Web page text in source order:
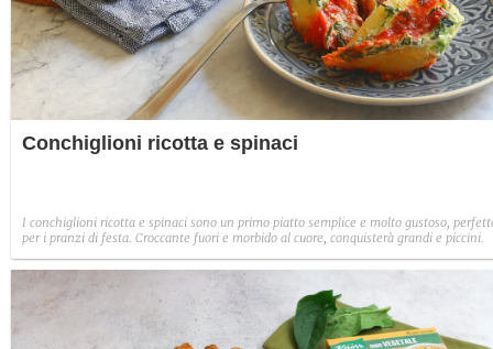
Conchiglioni ricotta e spinaci
I conchiglioni ricotta e spinaci sono un primo piatto semplice e molto gustoso,
per i pranzi di festa. Croccante fuori e morbido al cuore, conquisterà grandi e piccini.